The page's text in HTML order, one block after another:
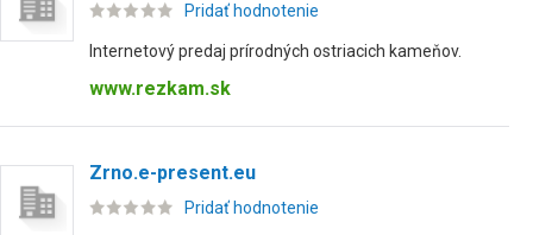
Pridať hodnotenie
Internetový predaj prírodných ostriacich kameňov.
www.rezkam.sk
Zrno.e-present.eu
Pridať hodnotenie